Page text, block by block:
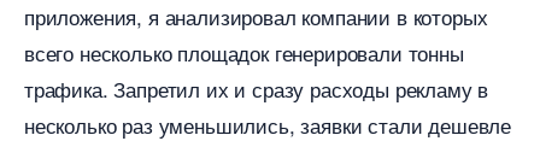
приложения, я анализировал компании в которых
сего несколько площадок генерировали тонны
трафика. Запретил их и сразу расходы рекламу
несколько раз уменьшились, заявки стали дешевле